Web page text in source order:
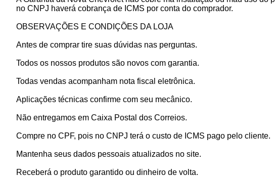
no CNPJ haverá cobrança de ICMS por conta do comprador.
OBSERVAÇÕES E CONDIÇÕES DA LOJA
Antes de comprar tire suas dúvidas nas perguntas.
Todos os nossos produtos são novos com garantia.
Todas vendas acompanham nota fiscal eletrônica.
Aplicações técnicas confirme com seu mecânico.
Não entregamos em Caixa Postal dos Correios.
Compre no CPF, pois no CNPJ terá o custo de ICMS pago pelo cliente.
Mantenha seus dados pessoais atualizados no site.
Receberá o produto garantido ou dinheiro de volta.